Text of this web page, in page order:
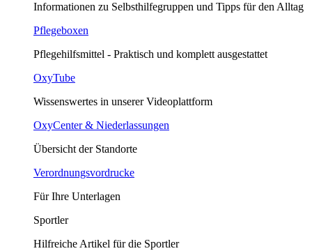
Informationen zu Selbsthilfegruppen und Tipps für den Alltag
Pflegeboxen
Pflegehilfsmittel - Praktisch und komplett ausgestattet
OxyTube
Wissenswertes in unserer Videoplattform
OxyCenter & Niederlassungen
Übersicht der Standorte
Verordnungsvordrucke
Für Ihre Unterlagen
Sportler
Hilfreiche Artikel für die Sportler